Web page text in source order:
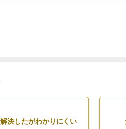
解決したがわかりにくい